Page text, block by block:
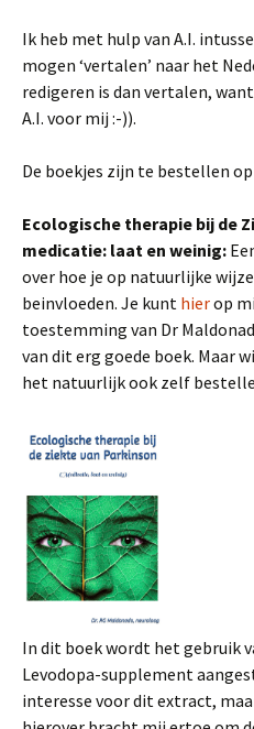
Ik heb met hulp van A.I.
mogen ‘vertalen’ naar het
redigeren is dan vertalen,
A.I. voor mij :-)).
De boekjes zijn te bestellen
Ecologische therapie bij de
medicatie: laat en weinig:
over hoe je op natuurlijke
beinvloeden. Je kunt hierop
toestemming van Dr
van dit erg goede boek. Maar
het natuurlijk ook zelf
In dit boek wordt het gebruik
Levodopa-supplement
interesse voor dit extract,